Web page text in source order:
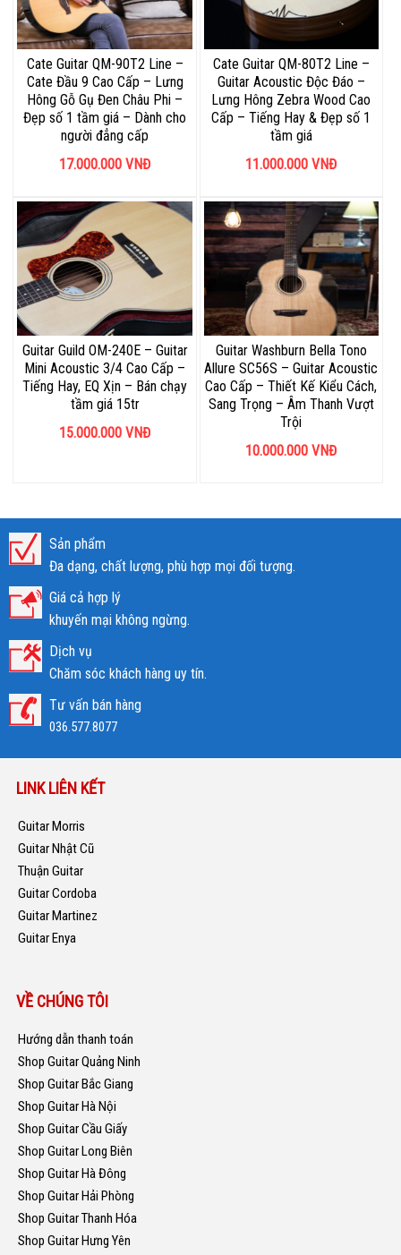
Cate Guitar QM-90T2 Line –
Cate Đầu 9 Cao Cấp – Lưng
Hông Gỗ Gụ Đen Châu Phi –
Đẹp số 1 tầm giá – Dành cho
người đẳng cấp
17.000.000 VNĐ
Cate Guitar QM-80T2 Line –
Guitar Acoustic Độc Đáo –
Lưng Hông Zebra Wood Cao
Cấp – Tiếng Hay & Đẹp số 1
tầm giá
11.000.000 VNĐ
Guitar Guild OM-240E – Guitar
Mini Acoustic 3/4 Cao Cấp –
Tiếng Hay, EQ Xịn – Bán chạy
tầm giá 15tr
15.000.000 VNĐ
Guitar Washburn Bella Tono
Allure SC56S – Guitar Acoustic
Cao Cấp – Thiết Kế Kiểu Cách,
Sang Trọng – Âm Thanh Vượt
Trội
10.000.000 VNĐ
Sản phẩm
Đa dạng, chất lượng, phù hợp mọi đối tượng.
Giá cả hợp lý
khuyến mại không ngừng.
Dịch vụ
Chăm sóc khách hàng uy tín.
Tư vấn bán hàng
036.577.8077
LINK LIÊN KẾT
Guitar Morris
Guitar Nhật Cũ
Thuận Guitar
Guitar Cordoba
Guitar Martinez
Guitar Enya
VỀ CHÚNG TÔI
Hướng dẫn thanh toán
Shop Guitar Quảng Ninh
Shop Guitar Bắc Giang
Shop Guitar Hà Nội
Shop Guitar Cầu Giấy
Shop Guitar Long Biên
Shop Guitar Hà Đông
Shop Guitar Hải Phòng
Shop Guitar Thanh Hóa
Shop Guitar Hưng Yên